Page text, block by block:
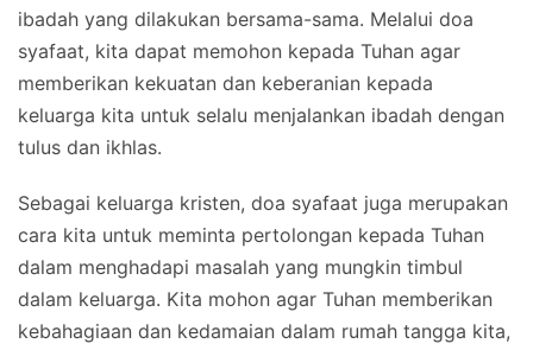
ibadah yang dilakukan bersama-sama. Melalui doa
syafaat, kita dapat memohon kepada Tuhan agar
memberikan kekuatan dan keberanian kepada
keluarga kita untuk selalu menjalankan ibadah dengan
tulus dan ikhlas.
Sebagai keluarga kristen, doa syafaat juga merupakan
cara kita untuk meminta pertolongan kepada Tuhan
dalam menghadapi masalah yang mungkin timbul
dalam keluarga. Kita mohon agar Tuhan memberikan
kebahagiaan dan kedamaian dalam rumah tangga kita,